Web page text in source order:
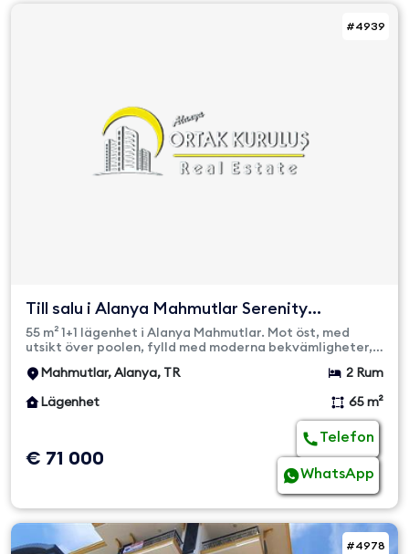
#4939
Till salu i Alanya Mahmutlar Serenity
Residence | 1+1 Fullt ...
55 m² 1+1 lägenhet i Alanya Mahmutlar. Mot öst, med
utsikt över poolen, fylld med moderna bekvämligheter,
Mahmutlar, Alanya, TR
2 Rum
Lägenhet
65 m²
€ 71 000
Telefon
WhatsApp
#4978